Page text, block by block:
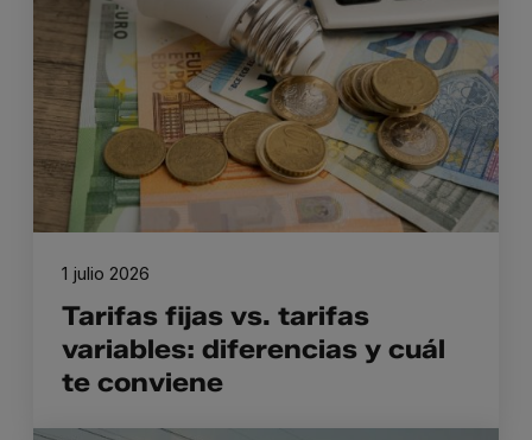
Tarifas fijas vs. tarifas
variables: diferencias y cuál
te conviene
1 julio 2026